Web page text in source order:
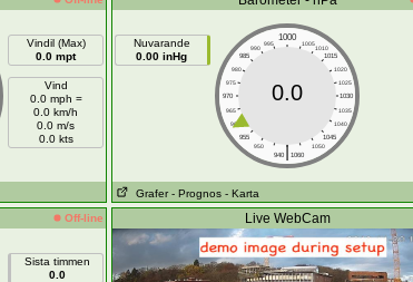
Vindil (Max)
0.0 mpt
Vind
0.0 mph =
0.0 km/h
0.0 m/s
0.0 kts
Nuvarande
0.00 inHg
1000
995 1005
990
1010
985
1015
980
1020
975
1025
970
1030
965
1035
960
1040
955
1045
950
1050
|
940 1060
0.0
Grafer - Prognos - Karta
Off-line
Sista timmen
0.0
Live WebCam